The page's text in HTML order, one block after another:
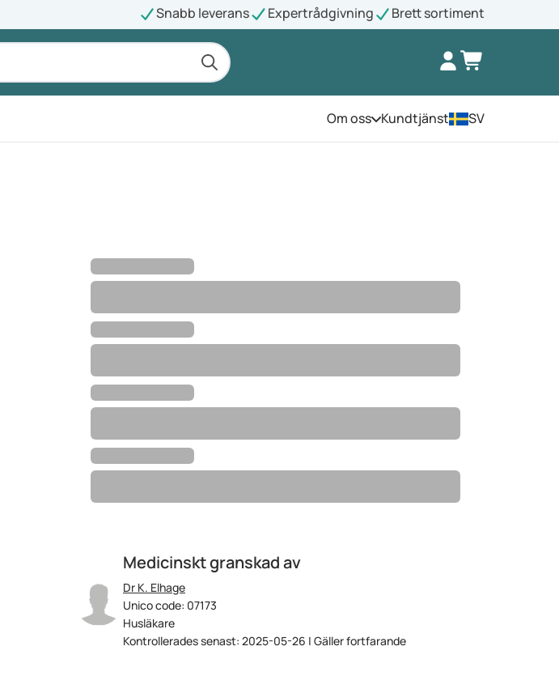
Snabb leverans Expertrådgivning Brett sortiment
Om ossÖppna menyn
Kundtjänst SV
Medicinskt granskad av
Dr K. Elhage
Unico code: 07173
Husläkare
Kontrollerades senast: 2025-05-26 | Gäller fortfarande